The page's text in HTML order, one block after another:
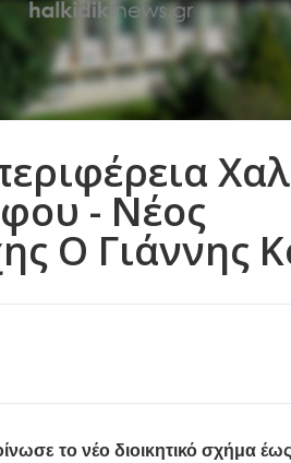
- Νέος
Ο Γιάννης
το νέο διοικητικό σχήμα